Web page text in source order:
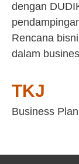
dengan
Rencana
dalam
TKJ
Business Plan